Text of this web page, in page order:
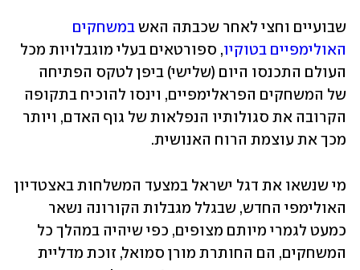
שבועיים וחצי לאחר שכבתה האש
האולימפיים בטוקיו
מכך את עוצמת הרוח האנושית.